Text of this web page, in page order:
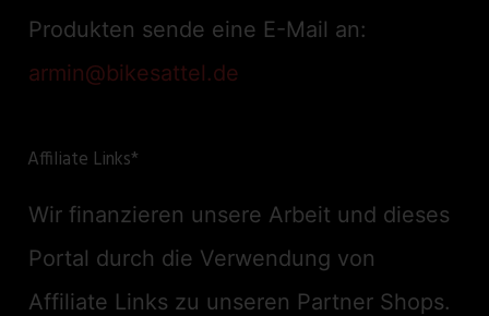
Produkten sende eine E-Mail an:
armin@bikesattel.de
Affiliate Links*
Wir finanzieren unsere Arbeit und dieses
Portal durch die Verwendung von
Affiliate Links zu unseren Partner Shops.